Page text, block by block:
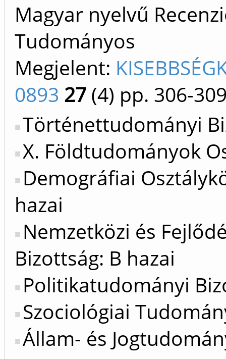
Magyar nyelvű
Tudományos
Megjelent:
0893 27 (4) pp. 306-
Történettudományi
X. Földtudományok
Demográfiai
hazai
Nemzetközi és
Bizottság: B hazai
Politikatudományi
Szociológiai
Állam- és